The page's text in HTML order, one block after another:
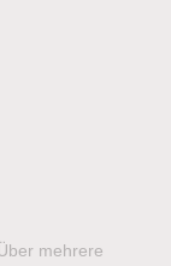
mehrere